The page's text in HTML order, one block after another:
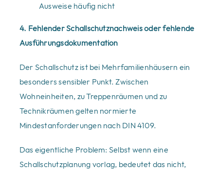
Ausweise häufig nicht
4. Fehlender Schallschutznachweis oder fehlende
Ausführungsdokumentation
Der Schallschutz ist bei Mehrfamilienhäusern ein
besonders sensibler Punkt. Zwischen
Wohneinheiten, zu Treppenräumen und zu
Technikräumen gelten normierte
Mindestanforderungen nach DIN 4109.
Das eigentliche Problem: Selbst wenn eine
Schallschutzplanung vorlag, bedeutet das nicht,